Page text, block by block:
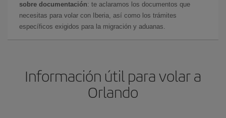
sobre documentación: te aclaramos los documentos que
necesitas para volar con Iberia, así como los trámites
específicos exigidos para la migración y aduanas.
Información útil para volar a
Orlando